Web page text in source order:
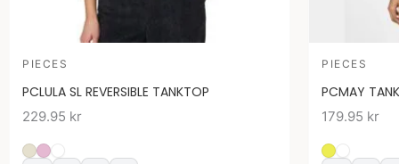
PIECES
PCLULA SL REVERSIBLE TANKTOP
229.95 kr
PIECES
PCMAY
179.95 kr